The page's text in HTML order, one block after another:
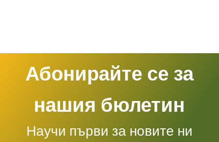
Абонирайте се за
нашия бюлетин
Научи първи за новите ни